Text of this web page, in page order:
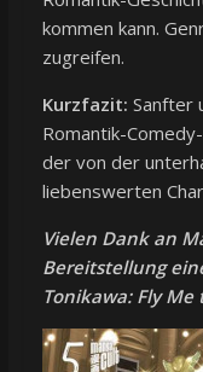
kommen kann.
zugreifen.
Kurzfazit: Sanfter
Romantik-
der von der
liebenswerten
Vielen Dank an
Bereitstellung
Tonikawa: Fly